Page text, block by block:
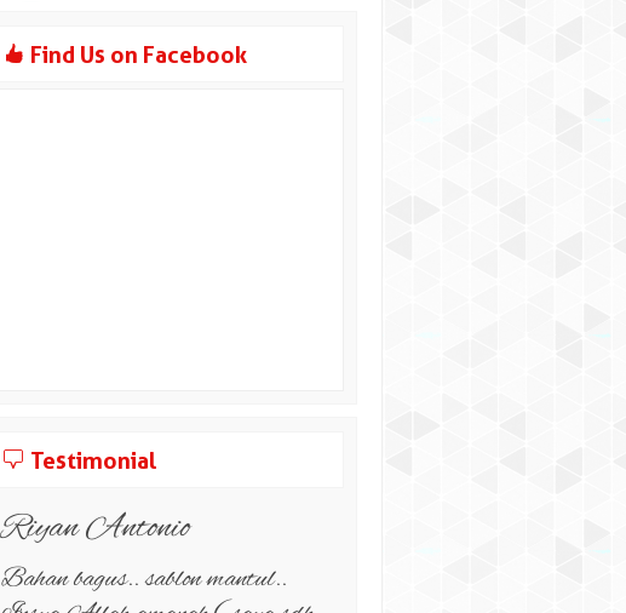
8 Find Us on Facebook
b Testimonial
Arpan Widodo
Gaess yg mau bikin kaos utk